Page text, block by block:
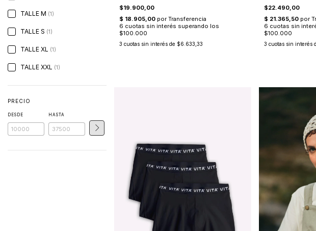
TALLE M (1)
TALLE S (1)
TALLE XL (1)
TALLE XXL (1)
PRECIO
DESDE HASTA
$19.900,00
3 cuotas sin interés de $6.633,33
$22.490,00
3 cuotas sin interés